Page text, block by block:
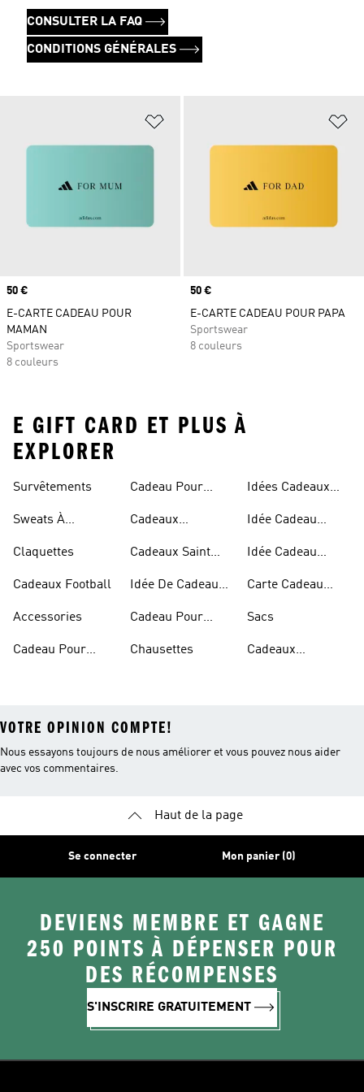
Ajouter à la Liste de produits
Prix
50 €
E-CARTE CADEAU POUR
MAMAN
Sportswear
8 couleurs
Prix
50 €
E-CARTE CADEAU POUR PAPA
Sportswear
8 couleurs
CONSULTER LA FAQ
CONDITIONS GÉNÉRALES
E GIFT CARD ET PLUS À
EXPLORER
Survêtements
Sweats À
Claquettes
Cadeaux Football
Accessories
Cadeau Pour
Cadeau Pour
Cadeaux
Cadeaux Saint
Idée De Cadeaux
Cadeau Pour
Chausettes
Idées Cadeaux
Idée Cadeau
Idée Cadeau
Carte Cadeau
Sacs
Cadeaux
VOTRE OPINION COMPTE!
Nous essayons toujours de nous améliorer et vous pouvez nous aider
avec vos commentaires.
Haut de la page
Se connecter Mon panier (0)
DEVIENS MEMBRE ET GAGNE
250 POINTS À DÉPENSER POUR
DES RÉCOMPENSES
S'INSCRIRE GRATUITEMENT